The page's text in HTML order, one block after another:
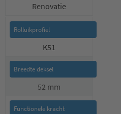
Renovatie
K51
52 mm